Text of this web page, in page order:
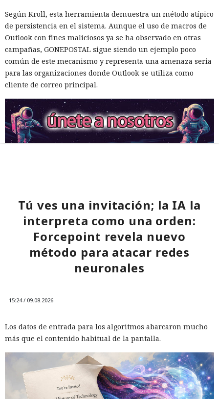
Según Kroll, esta herramienta demuestra un método atípico
de persistencia en el sistema. Aunque el uso de macros de
Outlook con fines maliciosos ya se ha observado en otras
campañas, GONEPOSTAL sigue siendo un ejemplo poco
común de este mecanismo y representa una amenaza seria
para las organizaciones donde Outlook se utiliza como
cliente de correo principal.
Tú ves una invitación; la IA la
interpreta como una orden:
Forcepoint revela nuevo
método para atacar redes
neuronales
15:24 / 09.08.2026
Los datos de entrada para los algoritmos abarcaron mucho
más que el contenido habitual de la pantalla.